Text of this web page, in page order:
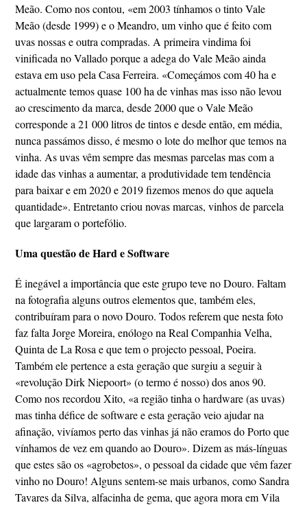
Meão. Como nos contou, «em 2003 tínhamos o tinto Vale
Meão (desde 1999) e o Meandro, um vinho que é feito com
uvas nossas e outra compradas. A primeira vindima foi
vinificada no Vallado porque a adega do Vale Meão ainda
estava em uso pela Casa Ferreira. «Começámos com 40 ha e
actualmente temos quase 100 ha de vinhas mas isso não levou
ao crescimento da marca, desde 2000 que o Vale Meão
corresponde a 21 000 litros de tintos e desde então, em média,
nunca passámos disso, é mesmo o lote do melhor que temos na
vinha. As uvas vêm sempre das mesmas parcelas mas com a
idade das vinhas a aumentar, a produtividade tem tendência
para baixar e em 2020 e 2019 fizemos menos do que aquela
quantidade». Entretanto criou novas marcas, vinhos de parcela
que largaram o portefólio.
Uma questão de Hard e Software
É inegável a importância que este grupo teve no Douro. Faltam
na fotografia alguns outros elementos que, também eles,
contribuíram para o novo Douro. Todos referem que nesta foto
faz falta Jorge Moreira, enólogo na Real Companhia Velha,
Quinta de La Rosa e que tem o projecto pessoal, Poeira.
Também ele pertence a esta geração que surgiu a seguir à
«revolução Dirk Niepoort» (o termo é nosso) dos anos 90.
Como nos recordou Xito, «a região tinha o hardware (as uvas)
mas tinha défice de software e esta geração veio ajudar na
afinação, vivíamos perto das vinhas já não eramos do Porto que
vínhamos de vez em quando ao Douro». Dizem as más-línguas
que estes são os «agrobetos», o pessoal da cidade que vêm fazer
vinho no Douro! Alguns sentem-se mais urbanos, como Sandra
Tavares da Silva, alfacinha de gema, que agora mora em Vila